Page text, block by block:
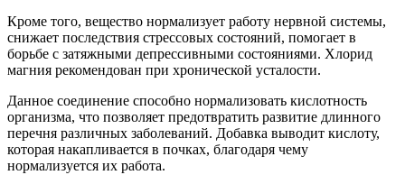
Кроме того, вещество нормализует работу нервной системы,
снижает последствия стрессовых состояний, помогает в
борьбе с затяжными депрессивными состояниями. Хлорид
магния рекомендован при хронической усталости.
Данное соединение способно нормализовать кислотность
организма, что позволяет предотвратить развитие длинного
перечня различных заболеваний. Добавка выводит кислоту,
которая накапливается в почках, благодаря чему
нормализуется их работа.